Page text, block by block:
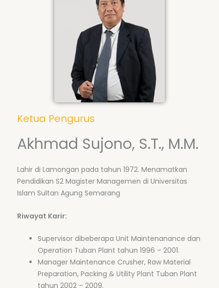
Ketua Pengurus
Akhmad Sujono, S.T., M.M.
Lahir di Lamongan pada tahun 1972. Menamatkan
Pendidikan S2 Magister Managemen di Universitas
Islam Sultan Agung Semarang
Riwayat Karir:
Supervisor dibeberapa Unit Maintenanance dan
Operation Tuban Plant tahun 1996 – 2001.
Manager Maintenance Crusher, Raw Material
Preparation, Packing & Utility Plant Tuban Plant
tahun 2002 – 2009.